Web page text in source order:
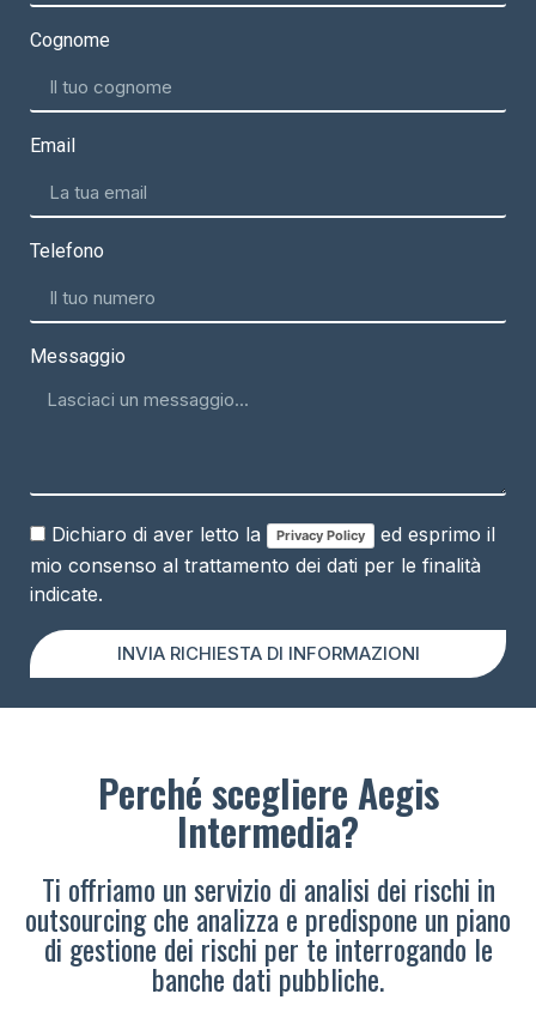
Cognome
Email
Telefono
Messaggio
Dichiaro di aver letto la Privacy Policy
ed esprimo il
mio consenso al trattamento dei dati per le finalità
indicate.
INVIA RICHIESTA DI INFORMAZIONI
Perché scegliere Aegis
Intermedia?
Ti offriamo un servizio di analisi dei rischi in
outsourcing che analizza e predispone un piano
di gestione dei rischi per te interrogando le
banche dati pubbliche.